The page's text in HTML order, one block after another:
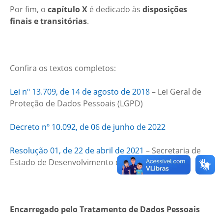
Por fim, o capítulo X é dedicado às disposições
finais e transitórias.
Confira os textos completos:
Lei nº 13.709, de 14 de agosto de 2018– Lei Geral de
Proteção de Dados Pessoais (LGPD)
Decreto nº 10.092, de 06 de junho de 2022
Resolução 01, de 22 de abril de 2021 – Secretaria de
Estado de Desenvolvimento e Inovação (SEDI)
Encarregado pelo Tratamento de Dados Pessoais